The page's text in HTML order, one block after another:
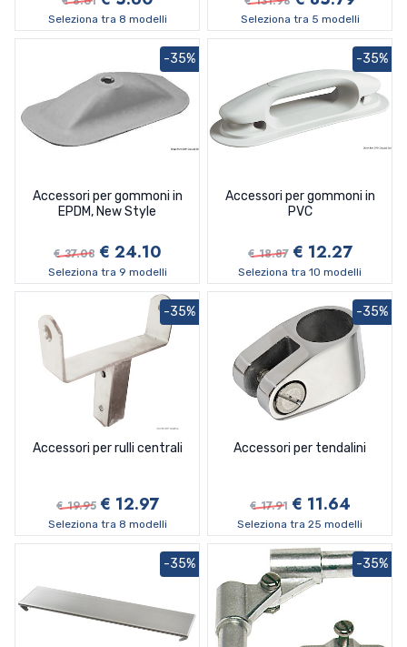
Seleziona tra 8 modelli Seleziona tra 5 modelli
Accessori per gommoni in
EPDM, New Style
€ 37.08 € 24.10
-35%
Seleziona tra 9 modelli
Accessori per gommoni in
PVC
€ 18.87 € 12.27
-35%
Seleziona tra 10 modelli
Accessori per rulli centrali
€ 19.95 € 12.97
-35%
Seleziona tra 8 modelli
Accessori per tendalini
€ 17.91 € 11.64
-35%
Seleziona tra 25 modelli
-35% -35%